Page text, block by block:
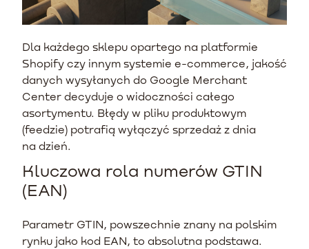
Dla każdego sklepu opartego na platformie
Shopify czy innym systemie e-commerce, jakość
danych wysyłanych do Google Merchant
Center decyduje o widoczności całego
asortymentu. Błędy w pliku produktowym
(feedzie) potrafią wyłączyć sprzedaż z dnia
na dzień.
Kluczowa rola numerów GTIN
(EAN)
Parametr GTIN, powszechnie znany na polskim
rynku jako kod EAN, to absolutna podstawa.